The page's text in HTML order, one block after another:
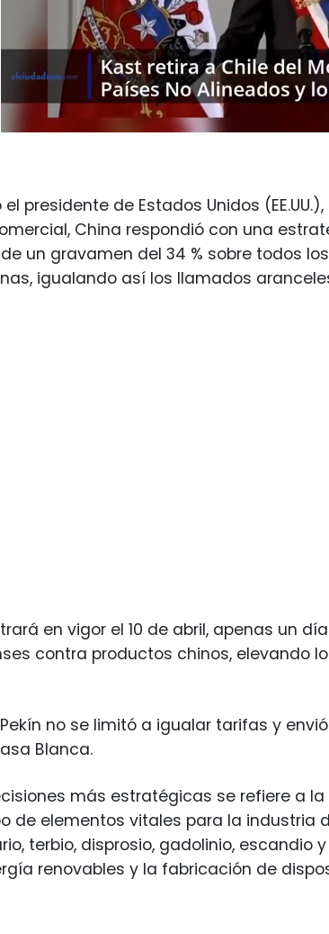
presidente de Estados Unidos (EE.UU.),
China respondió con una
un gravamen del 34 % sobre todos
igualando así los llamados
en vigor el 10 de abril, apenas un
contra productos chinos, elevando
no se limitó a igualar tarifas y
Blanca.
más estratégicas se refiere a
de elementos vitales para la industria
terbio, disprosio, gadolinio, escandio
renovables y la fabricación de